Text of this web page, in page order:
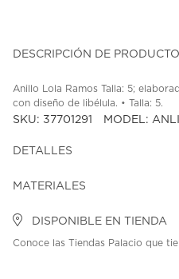
DESCRIPCIÓN DE PRODUCTO
Anillo Lola Ramos Talla: 5;
con diseño de libélula. • Talla: 5.
SKU: 37701291 MODEL:
DETALLES
MATERIALES
DISPONIBLE EN TIENDA
Conoce las Tiendas Palacio que